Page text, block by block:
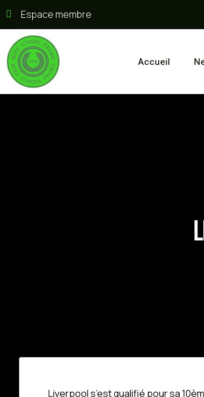
Espace membre
Accueil
Liverpool s’est qualifié pour sa